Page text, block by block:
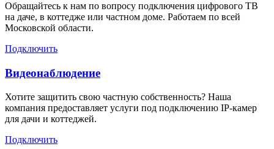
Обращайтесь к нам по вопросу подключения цифрового ТВ
на даче, в коттедже или частном доме. Работаем по всей
Московской области.
Подключить
Видеонаблюдение
Хотите защитить свою частную собственность? Наша
компания предоставляет услуги под подключению IP-камер
для дачи и коттеджей.
Подключить